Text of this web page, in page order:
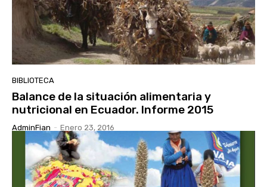
BIBLIOTECA
Balance de la situación alimentaria y
nutricional en Ecuador. Informe 2015
AdminFian - Enero 23, 2016